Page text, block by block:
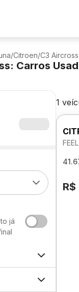
/Citroen/C3 Aircross
Carros
já
1